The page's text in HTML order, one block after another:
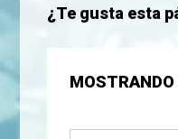
¿Te gusta esta
MOSTRANDO